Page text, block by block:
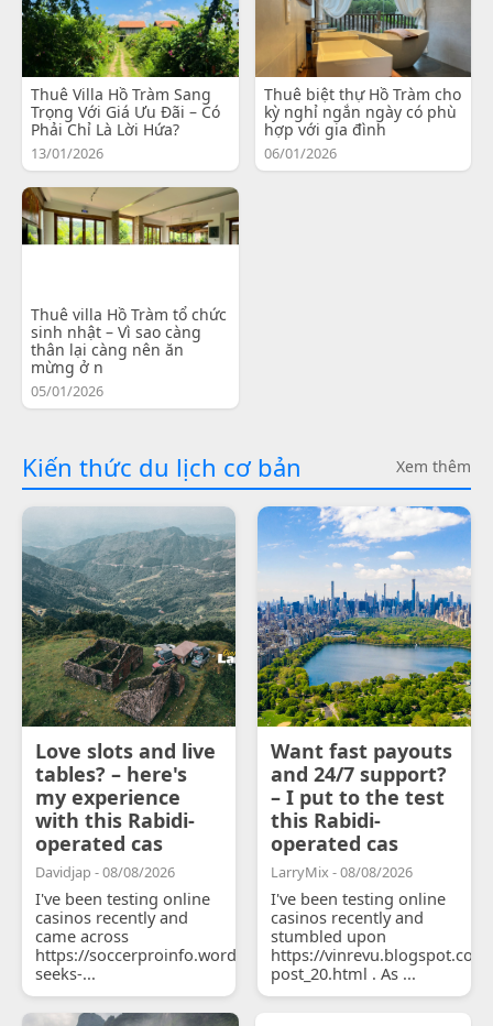
Thuê Villa Hồ Tràm Sang
Trọng Với Giá Ưu Đãi – Có
Phải Chỉ Là Lời Hứa?
13/01/2026
Thuê biệt thự Hồ Tràm cho
kỳ nghỉ ngắn ngày có phù
hợp với gia đình
06/01/2026
Thuê villa Hồ Tràm tổ chức
sinh nhật – Vì sao càng
thân lại càng nên ăn
mừng ở n
05/01/2026
Kiến thức du lịch cơ bản Xem thêm
Love slots and live
tables? – here's
my experience
with this Rabidi-
operated cas
Davidjap - 08/08/2026
I've been testing online
casinos recently and
came across
https://soccerproinfo.wordpress.com/2026/07/11/courtois-
seeks-...
Want fast payouts
and 24/7 support?
– I put to the test
this Rabidi-
operated cas
LarryMix - 08/08/2026
I've been testing online
casinos recently and
stumbled upon
https://
post_20.html . As ...